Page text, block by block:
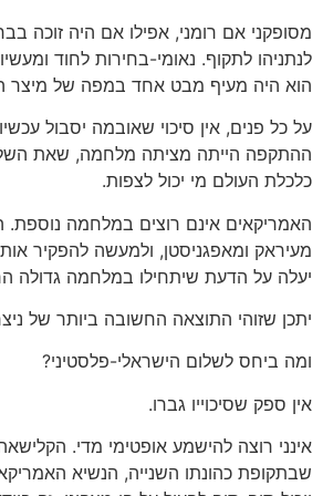
מסופקני אם רומני, אפילו אם היה זוכה
לנתניהו לתקוף. נאומי-בחירות לחוד
הוא היה מעיף מבט אחד במפה של מיצר
על כל פנים, אין סיכוי שאובמה יסבול
ההתקפה הייתה מציתה מלחמה, שאת
כלכלת העולם מי יכול לצפות.
האמריקאים אינם רוצים במלחמה נוספת.
מעיראק ומאפגניסטן, ולמעשה להפקיר
יעלה על הדעת שיתחילו במלחמה גדולה
יתכן שזוהי התוצאה החשובה ביותר של
ומה ביחס לשלום הישראלי-פלסטיני?
אין ספק שסיכוייו גברו.
אינני רוצה להישמע אופטימי מדי.
שבתקופת כהונתו השנייה, הנשיא